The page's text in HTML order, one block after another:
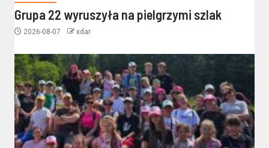
Grupa 22 wyruszyła na pielgrzymi szlak
2026-08-07 xdar